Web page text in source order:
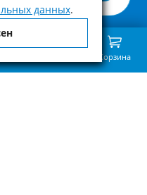
Корзина
данных.